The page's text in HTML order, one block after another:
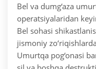
Bel va dumg‘aza
operatsiyalaridan
Bel sohasi
jismoniy zo‘riqishlarda
Umurtqa pog‘onasi